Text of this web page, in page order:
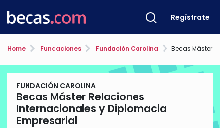
Regístrate
Home Fundaciones Fundación Carolina Becas Máster Relaciones
FUNDACIÓN CAROLINA
Becas Máster Relaciones
Internacionales y Diplomacia
Empresarial